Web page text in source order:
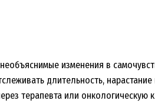
изменения в
длительность, нарастание
терапевта или онкологическую